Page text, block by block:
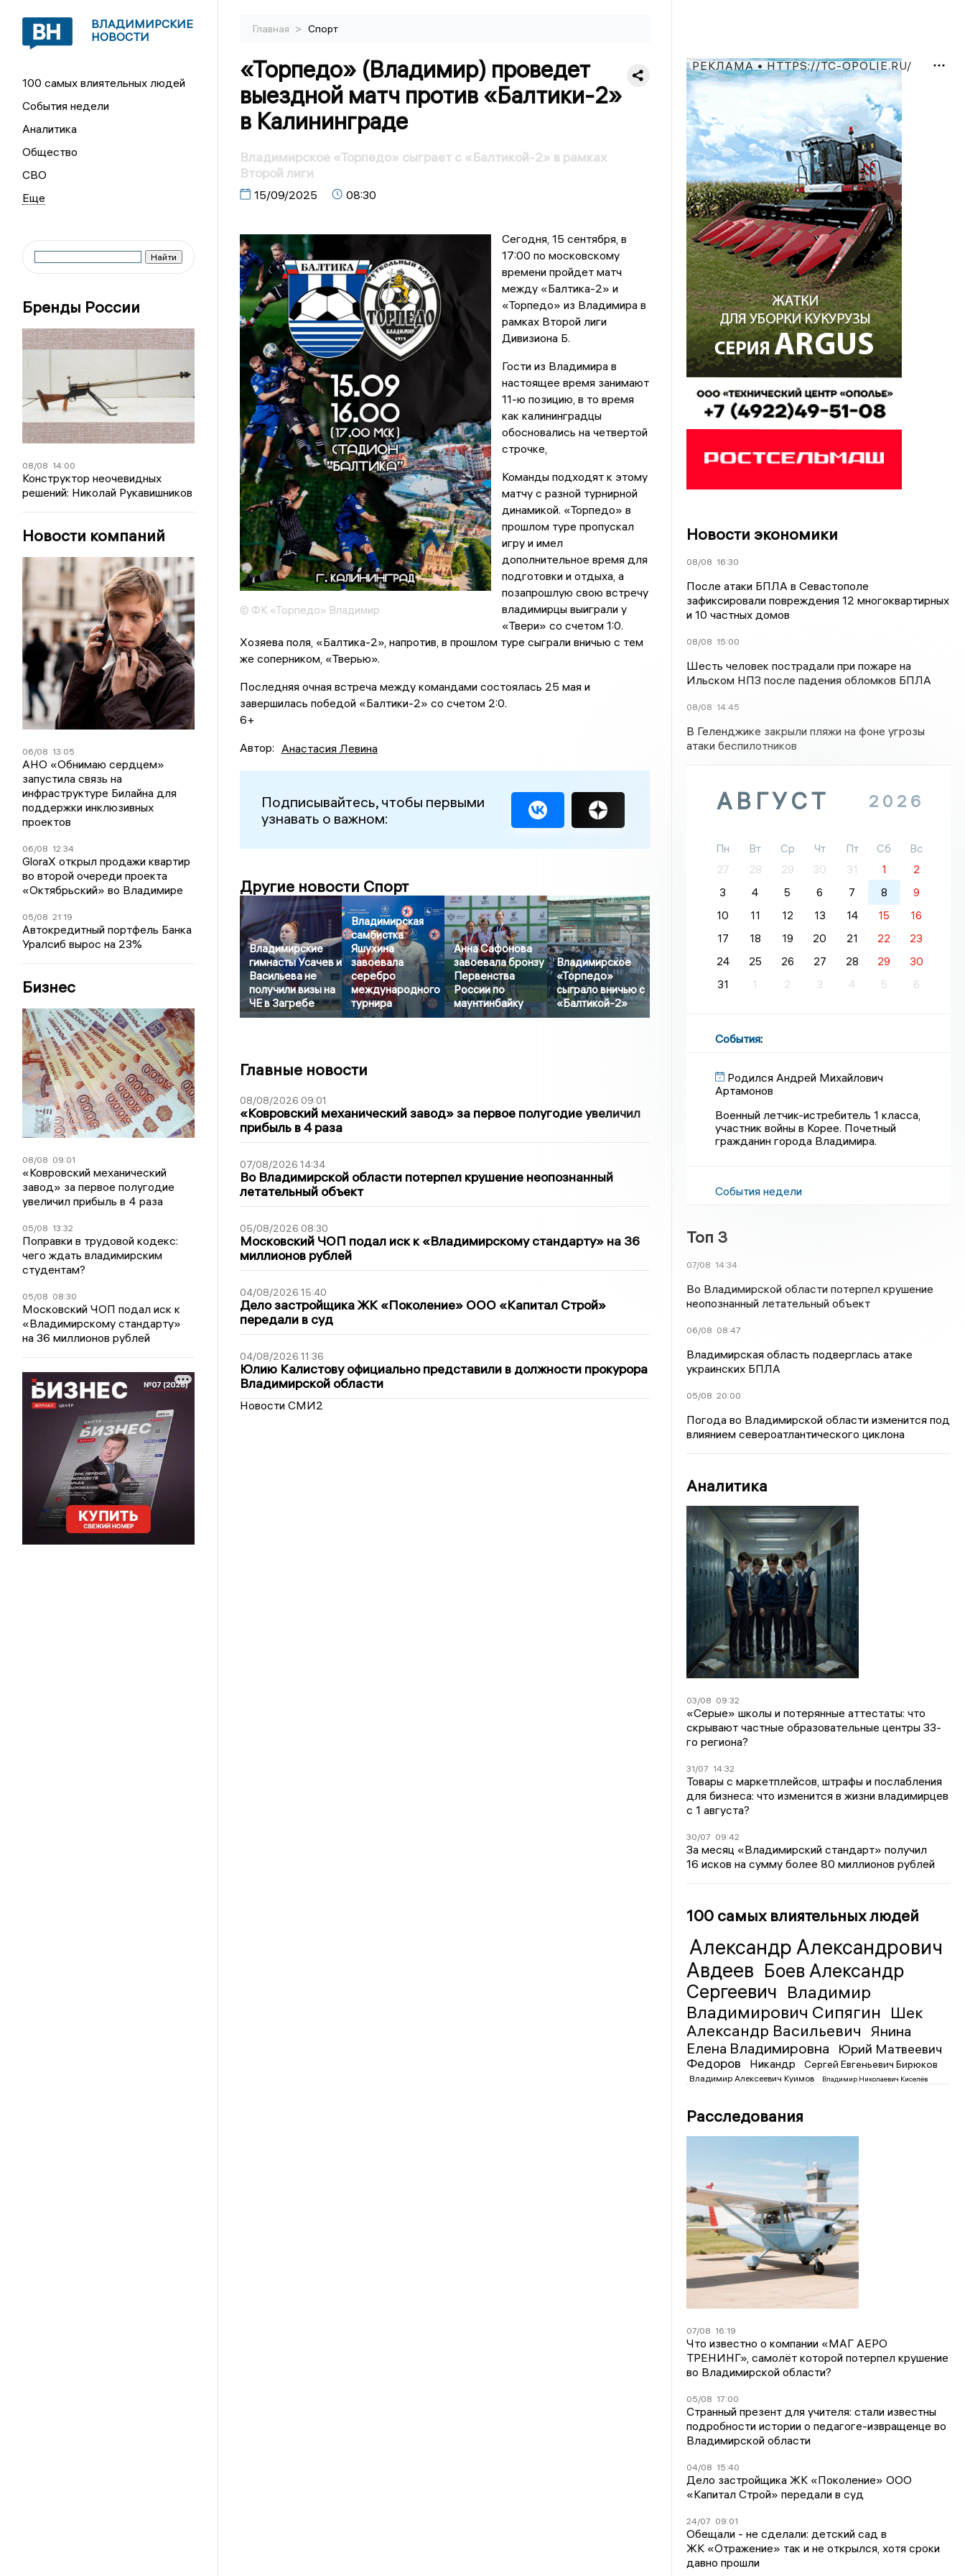
ВЛАДИМИРСКИЕ
НОВОСТИ
100 самых влиятельных людей
События недели
Аналитика
Общество
СВО
Бренды России
08/08 14:00
Конструктор неочевидных
решений: Николай Рукавишников
Новости компаний
06/08 13:05
АНО «Обнимаю сердцем»
запустила связь на
инфраструктуре Билайна для
поддержки инклюзивных
проектов
06/08 12:34
GloraX открыл продажи квартир
во второй очереди проекта
«Октябрьский» во Владимире
05/08 21:19
Автокредитный портфель Банка
Уралсиб вырос на 23%
Бизнес
08/08 09:01
«Ковровский механический
завод» за первое полугодие
увеличил прибыль в 4 раза
05/08 13:32
Поправки в трудовой кодекс:
чего ждать владимирским
студентам?
05/08 08:30
Московский ЧОП подал иск к
«Владимирскому стандарту»
на 36 миллионов рублей
Главная > Спорт
«Торпедо» (Владимир) проведет
выездной матч против «Балтики-2»
в Калининграде
Владимирское «Торпедо» сыграет с «Балтикой-2» в рамках
Второй лиги
15/09/2025 08:30
© ФК «Торпедо» Владимир
Сегодня, 15 сентября, в
17:00 по московскому
времени пройдет матч
между «Балтика-2» и
«Торпедо» из Владимира в
рамках Второй лиги
Дивизиона Б.
Гости из Владимира в
настоящее время занимают
11-ю позицию, в то время
как калининградцы
обосновались на четвертой
строчке,
Команды подходят к этому
матчу с разной турнирной
динамикой. «Торпедо» в
прошлом туре пропускал
игру и имел
дополнительное время для
подготовки и отдыха, а
позапрошлую свою встречу
владимирцы выиграли у
«Твери» со счетом 1:0.
Хозяева поля, «Балтика-2», напротив, в прошлом туре сыграли вничью с тем
же соперником, «Тверью».
Последняя очная встреча между командами состоялась 25 мая и
завершилась победой «Балтики-2» со счетом 2:0.
6+
Автор: Анастасия Левина
Подписывайтесь, чтобы первыми
узнавать о важном:
Другие новости Спорт
Владимирские
гимнасты Усачев и
Васильева не
получили визы на
ЧЕ в Загребе
Владимирская
самбистка
Яшухина
завоевала
серебро
международного
турнира
Анна Сафонова
завоевала бронзу
Первенства
России по
маунтинбайку
Владимирское
«Торпедо»
сыграло вничью с
«Балтикой-2»
Главные новости
08/08/2026 09:01
«Ковровский механический завод» за первое полугодие увеличил
прибыль в 4 раза
07/08/2026 14:34
Во Владимирской области потерпел крушение неопознанный
летательный объект
05/08/2026 08:30
Московский ЧОП подал иск к «Владимирскому стандарту» на 36
миллионов рублей
04/08/2026 15:40
Дело застройщика ЖК «Поколение» ООО «Капитал Строй»
передали в суд
04/08/2026 11:36
Юлию Калистову официально представили в должности прокурора
Владимирской области
Новости СМИ2
РЕКЛАМА • HTTPS://TC-OPOLIE.RU/
Новости экономики
08/08 16:30
После атаки БПЛА в Севастополе
зафиксировали повреждения 12 многоквартирных
и 10 частных домов
08/08 15:00
Шесть человек пострадали при пожаре на
Ильском НПЗ после падения обломков БПЛА
08/08 14:45
В Геленджике закрыли пляжи на фоне угрозы
атаки беспилотников
АВГУСТ 2026
Пн Вт Ср Чт Пт Сб
Вс
27
28 29 30 31 1
2
3
4 5 6 7 8
9
10
11 12 13 14 15
16
17
18 19 20 21 22
23
24
25 26 27 28 29
30
31
1 2 3 4 5 6
События:
Родился Андрей Михайлович
Артамонов
Военный летчик-истребитель 1 класса,
участник войны в Корее. Почетный
гражданин города Владимира.
События недели
Топ 3
07/08 14:34
Во Владимирской области потерпел крушение
неопознанный летательный объект
06/08 08:47
Владимирская область подверглась атаке
украинских БПЛА
05/08 20:00
Погода во Владимирской области изменится под
влиянием североатлантического циклона
Аналитика
03/08 09:32
«Серые» школы и потерянные аттестаты: что
скрывают частные образовательные центры 33-
го региона?
31/07 14:32
Товары с маркетплейсов, штрафы и послабления
для бизнеса: что изменится в жизни владимирцев
с 1 августа?
30/07 09:42
За месяц «Владимирский стандарт» получил
16 исков на сумму более 80 миллионов рублей
100 самых влиятельных людей
Александр Александрович
Авдеев Боев Александр
Сергеевич Владимир
Владимирович Сипягин Шек
Александр Васильевич
Янина
Елена Владимировна
Юрий Матвеевич
Федоров
Никандр Сергей Евгеньевич Бирюков
Владимир Алексеевич Куимов Владимир Николаевич Киселёв
Расследования
07/08 16:19
Что известно о компании «МАГ АЕРО
ТРЕНИНГ», самолёт которой потерпел крушение
во Владимирской области?
05/08 17:00
Странный презент для учителя: стали известны
подробности истории о педагоге-извращенце во
Владимирской области
04/08 15:40
Дело застройщика ЖК «Поколение» ООО
«Капитал Строй» передали в суд
24/07 09:01
Обещали - не сделали: детский сад в
ЖК «Отражение» так и не открылся, хотя сроки
давно прошли